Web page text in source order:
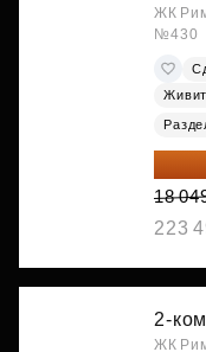
ЖК
№430
14
18
223
2-
ЖК